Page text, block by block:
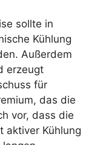
sollte in
Kühlung
Außerdem
erzeugt
für
das die
vor, dass die
aktiver Kühlung